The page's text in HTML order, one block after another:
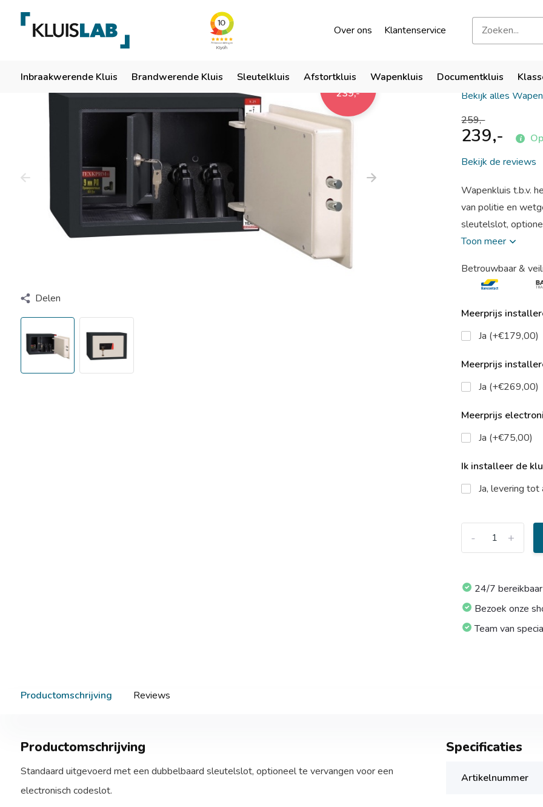
Over ons Klantenservice
Inbraakwerende Kluis Brandwerende Kluis Sleutelkluis Afstortkluis Wapenkluis Documentkluis
Ruim 50 jaar ervaring
Bezoek onze showroom
259,-
239,-
Delen
Emperor
Bekijk alles
259,-
239,-
Bekijk de reviews
Wapenkluis t.b.v.
van politie en
sleutelslot,
Toon meer
Betrouwbaar &
Meerprijs
Ja (+€179,00)
Meerprijs
Ja (+€269,00)
Meerprijs
Ja (+€75,00)
Ik installeer de
Ja, levering
+
-
24/7 bereikbaar
Bezoek onze
Team van
Productomschrijving Reviews
Productomschrijving
Standaard uitgevoerd met een dubbelbaard sleutelslot, optioneel te vervangen voor een
electronisch codeslot.
Specificaties
Artikelnummer